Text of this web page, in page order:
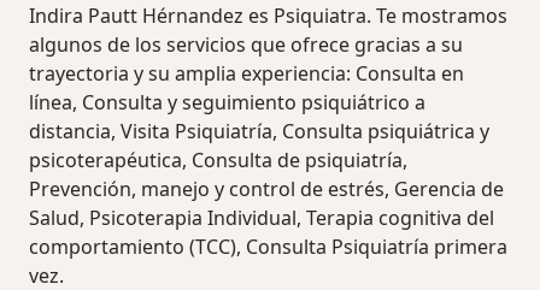
Indira Pautt Hérnandez es Psiquiatra. Te mostramos
algunos de los servicios que ofrece gracias a su
trayectoria y su amplia experiencia: Consulta en
línea, Consulta y seguimiento psiquiátrico a
distancia, Visita Psiquiatría, Consulta psiquiátrica y
psicoterapéutica, Consulta de psiquiatría,
Prevención, manejo y control de estrés, Gerencia de
Salud, Psicoterapia Individual, Terapia cognitiva del
comportamiento (TCC), Consulta Psiquiatría primera
vez.